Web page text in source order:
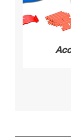
société.
territoires